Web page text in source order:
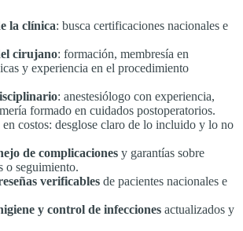
la clínica: busca certificaciones nacionales e
cirujano: formación, membresía en
y experiencia en el procedimiento
: anestesiólogo con experiencia,
formado en cuidados postoperatorios.
en costos: desglose claro de lo incluido y lo no
de complicaciones y garantías sobre
o seguimiento.
verificables de pacientes nacionales e
y control de infecciones actualizados y